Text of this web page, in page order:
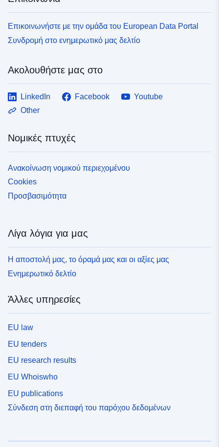
d9afbf015ee2
uriRef:
http://data.europa.eu/88u/dataset/
Τύπος:
Πόρος:
http://inspire.ec.europa.eu/
Επικοινωνήστε με την ομάδα του European Data Portal
Συνδρομή στο ενημερωτικό μας δελτίο
Ακολουθήστε μας στο
LinkedIn Facebook
Youtube
Other
Νομικές πτυχές
Ανακοίνωση νομικού περιεχομένου
Cookies
Προσβασιμότητα
Λίγα λόγια για μας
Η αποστολή μας, το όραμά μας και οι αξίες μας
Ενημερωτικό δελτίο
Άλλες υπηρεσίες
EU law
EU tenders
EU research results
EU Whoiswho
EU publications
Σύνδεση στη διεπαφή του παρόχου δεδομένων